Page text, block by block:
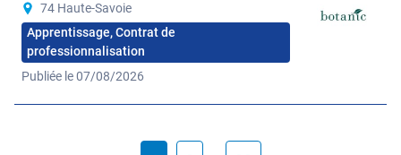
74 Haute-Savoie
Apprentissage, Contrat de
professionnalisation
Publiée le 07/08/2026